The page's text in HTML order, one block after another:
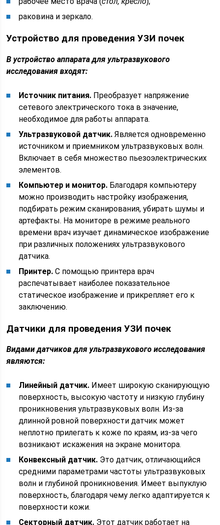
раковина и зеркало.
Устройство для проведения УЗИ почек
В устройство аппарата для ультразвукового
исследования входят:
Источник питания. Преобразует напряжение
сетевого электрического тока в значение,
необходимое для работы аппарата.
Ультразвуковой датчик. Является одновременно
источником и приемником ультразвуковых волн.
Включает в себя множество пьезоэлектрических
элементов.
Компьютер и монитор. Благодаря компьютеру
можно производить настройку изображения,
подбирать режим сканирования, убирать шумы и
артефакты. На мониторе в режиме реального
времени врач изучает динамическое изображение
при различных положениях ультразвукового
датчика.
Принтер. С помощью принтера врач
распечатывает наиболее показательное
статическое изображение и прикрепляет его к
заключению.
Датчики для проведения УЗИ почек
Видами датчиков для ультразвукового исследования
являются:
Линейный датчик. Имеет широкую сканирующую
поверхность, высокую частоту и низкую глубину
проникновения ультразвуковых волн. Из-за
длинной ровной поверхности датчик может
неплотно прилегать к коже по краям, из-за чего
возникают искажения на экране монитора.
Конвексный датчик. Это датчик, отличающийся
средними параметрами частоты ультразвуковых
волн и глубиной проникновения. Имеет выпуклую
поверхность, благодаря чему легко адаптируется к
поверхности кожи.
Секторный датчик. Этот датчик работает на